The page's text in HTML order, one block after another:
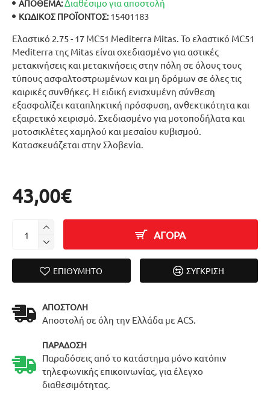
Ελαστικό 2.75 - 17 MC51 Mediterra Mitas. Το ελαστικό MC51
Mediterra της Mitas είναι σχεδιασμένο για αστικές
μετακινήσεις και μετακινήσεις στην πόλη σε όλους τους
τύπους ασφαλτοστρωμένων και μη δρόμων σε όλες τις
καιρικές συνθήκες. Η ειδική ενισχυμένη σύνθεση
εξασφαλίζει καταπληκτική πρόσφυση, ανθεκτικότητα και
εξαιρετικό χειρισμό. Σχεδιασμένο για μοτοποδήλατα και
μοτοσικλέτες χαμηλού και μεσαίου κυβισμού.
Κατασκευάζεται στην Σλοβενία.
ΑΠΟΘΕΜΑ:Διαθέσιμο για αποστολή
ΚΩΔΙΚΌΣ ΠΡΟΪΌΝΤΟΣ: 15401183
43,00€
ΑΓΟΡΑ
ΕΠΙΘΥΜΗΤΌ ΣΎΓΚΡΙΣΗ
ΑΠΟΣΤΟΛΉ
Αποστολή σε όλη την Ελλάδα με ACS.
ΠΑΡΆΔΟΣΗ
Παραδόσεις από το κατάστημα μόνο κατόπιν
τηλεφωνικής επικοινωνίας, για έλεγχο
διαθεσιμότητας.